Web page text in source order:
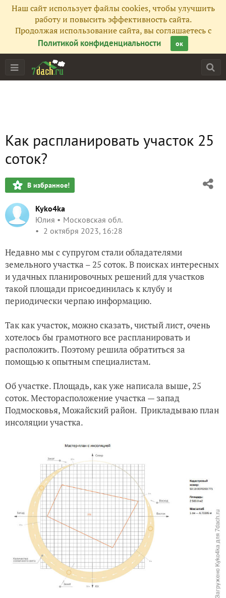
Наш сайт использует файлы cookies, чтобы улучшить
работу и повысить эффективность сайта.
Продолжая использование сайта, вы соглашаетесь с
Политикой конфиденциальности
ок
Как распланировать участок 25
соток?
В избранное!
Kyko4ka
Юлия
Московская обл.
2 октября 2023, 16:28
Недавно мы с супругом стали обладателями
земельного участка – 25 соток. В поисках интересных
и удачных планировочных решений для участков
такой площади присоединилась к клубу и
периодически черпаю информацию.
Так как участок, можно сказать, чистый лист, очень
хотелось бы грамотного все распланировать и
расположить. Поэтому решила обратиться за
помощью к опытным специалистам.
Об участке. Площадь, как уже написала выше, 25
соток. Месторасположение участка — запад
Подмосковья, Можайский район. Прикладываю план
инсоляции участка.